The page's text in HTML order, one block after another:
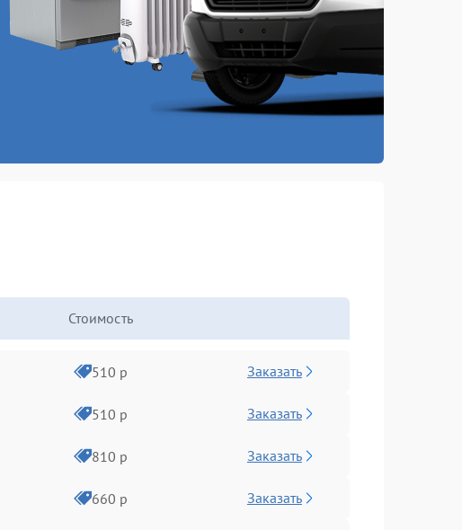
Стоимость
510 р Заказать
510 р Заказать
810 р Заказать
660 р Заказать